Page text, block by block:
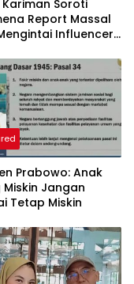
Soroti
Report Massal
Influencer,
Diketahui
Prabowo: Anak
Jangan
Tetap Miskin